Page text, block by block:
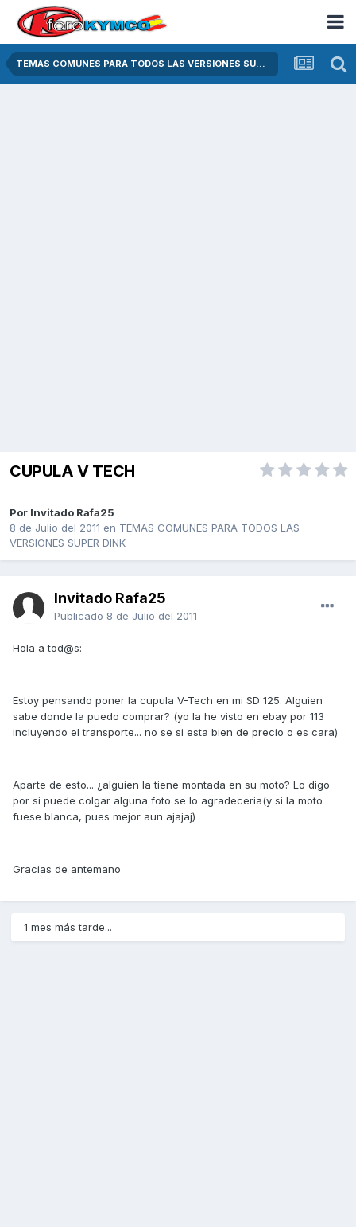
TEMAS COMUNES PARA TODOS LAS VERSIONES SUPER DINK
CUPULA V TECH
Por Invitado Rafa25
8 de Julio del 2011 en TEMAS COMUNES PARA TODOS LAS
VERSIONES SUPER DINK
Invitado Rafa25
Publicado 8 de Julio del 2011
Hola a tod@s:
Estoy pensando poner la cupula V-Tech en mi SD 125. Alguien
sabe donde la puedo comprar? (yo la he visto en ebay por 113
incluyendo el transporte... no se si esta bien de precio o es cara)
Aparte de esto... ¿alguien la tiene montada en su moto? Lo digo
por si puede colgar alguna foto se lo agradeceria(y si la moto
fuese blanca, pues mejor aun ajajaj)
Gracias de antemano
1 mes más tarde...